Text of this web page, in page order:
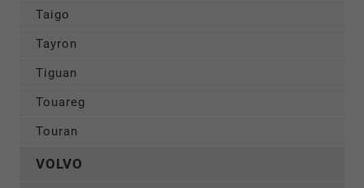
Taigo
Tayron
Tiguan
Touareg
Touran
VOLVO